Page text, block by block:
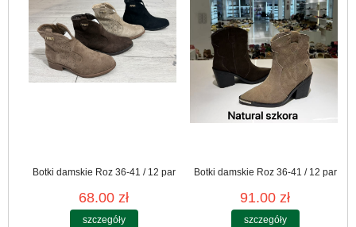
Botki damskie Roz 36-41 / 12 par
68.00 zł
szczegóły
Botki damskie Roz 36-41 / 12 par
91.00 zł
szczegóły